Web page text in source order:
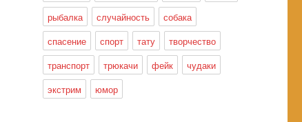
рыбалка
случайность
собака
спасение
спорт тату
творчество
транспорт
трюкачи фейк
чудаки
экстрим
юмор